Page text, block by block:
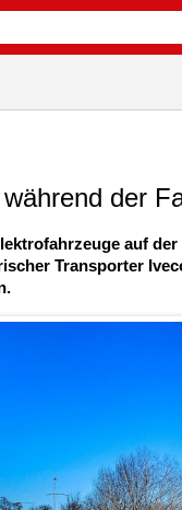
der
auf der
Transporter